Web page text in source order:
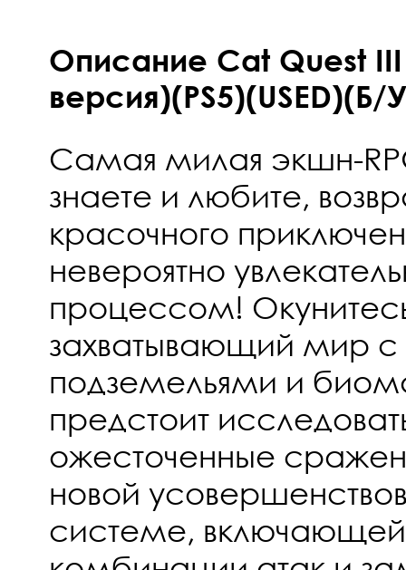
Описание Cat Quest
версия)(PS5)(USED)(Б/
Самая милая экшн-
знаете и любите,
красочного
невероятно
процессом!
захватывающий мир
подземельями и
предстоит
ожесточенные
новой
системе,